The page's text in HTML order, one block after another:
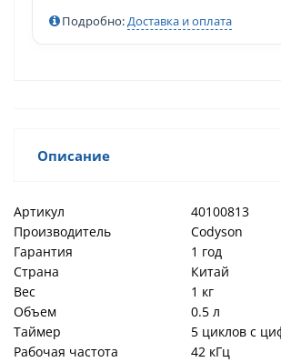
Подробно:Доставка и оплата
Описание
Артикул
40100813
Производитель
Codyson
Гарантия
1 год
Страна
Китай
Вес
1 кг
Объем
0.5 л
Таймер
5 циклов с
Рабочая частота
42 кГц